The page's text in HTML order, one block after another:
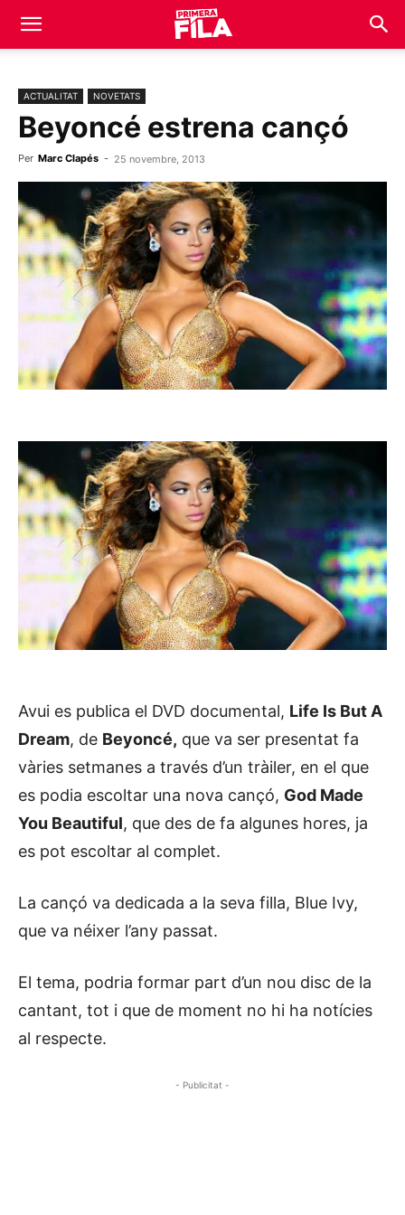
ACTUALITAT NOVETATS
Beyoncé estrena cançó
Per Marc Clapés - 25 novembre, 2013
Avui es publica el DVD documental, Life Is But A
Dream, de Beyoncé, que va ser presentat fa
vàries setmanes a través d’un tràiler, en el que
es podia escoltar una nova cançó, God Made
You Beautiful, que des de fa algunes hores, ja
es pot escoltar al complet.
La cançó va dedicada a la seva filla, Blue Ivy,
que va néixer l’any passat.
El tema, podria formar part d’un nou disc de la
cantant, tot i que de moment no hi ha notícies
al respecte.
- Publicitat -